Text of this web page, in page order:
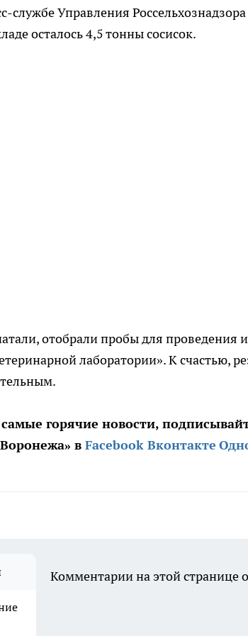
службе Управления
осталось 4,5 тонны сосисок.
отобрали пробы для проведения
лаборатории». К счастью,
горячие новости,
в Facebook Вконтакте
Комментарии на этой странице